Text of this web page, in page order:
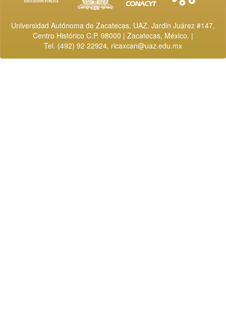
Universidad Autónoma de Zacatecas, UAZ. Jardin Juárez #147,
Centro Histórico C.P. 98000 | Zacatecas, México. |
Tel. (492) 92 22924, ricaxcan@uaz.edu.mx